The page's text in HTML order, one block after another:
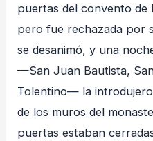
puertas del convento de
pero fue rechazada por
se desanimó, y una
—San Juan Bautista,
Tolentino— la
de los muros del
puertas estaban